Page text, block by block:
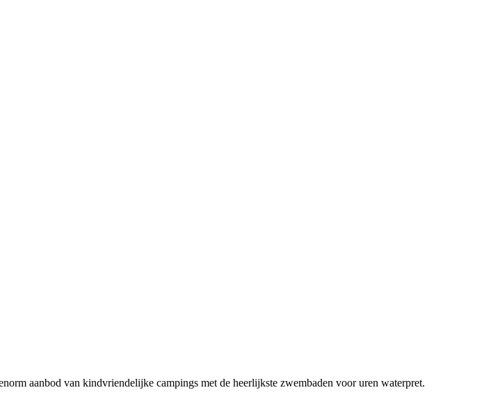
aanbod van kindvriendelijke campings met de heerlijkste zwembaden voor uren waterpret.